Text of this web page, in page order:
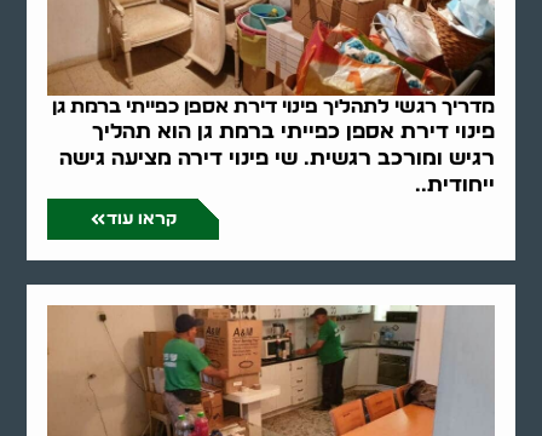
מדריך רגשי לתהליך פינוי דירת אספן כפייתי ברמת גן
פינוי דירת אספן כפייתי ברמת גן הוא תהליך
רגיש ומורכב רגשית. שי פינוי דירה מציעה גישה
ייחודית..
קראו עוד